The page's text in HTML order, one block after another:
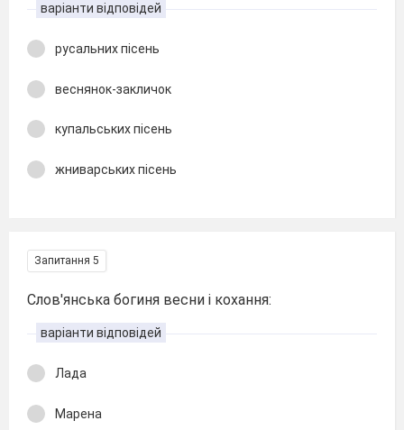
варіанти відповідей
русальних пісень
веснянок-закличок
купальських пісень
жниварських пісень
Запитання 5
Слов'янська богиня весни і кохання:
варіанти відповідей
Лада
Марена